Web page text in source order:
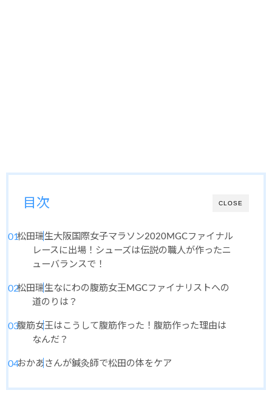
CLOSE
目次
松田瑞生大阪国際女子マラソン2020MGCファイナル
レースに出場！シューズは伝説の職人が作ったニ
ューバランスで！
松田瑞生なにわの腹筋女王MGCファイナリストへの
道のりは？
腹筋女王はこうして腹筋作った！腹筋作った理由は
なんだ？
おかあさんが鍼灸師で松田の体をケア